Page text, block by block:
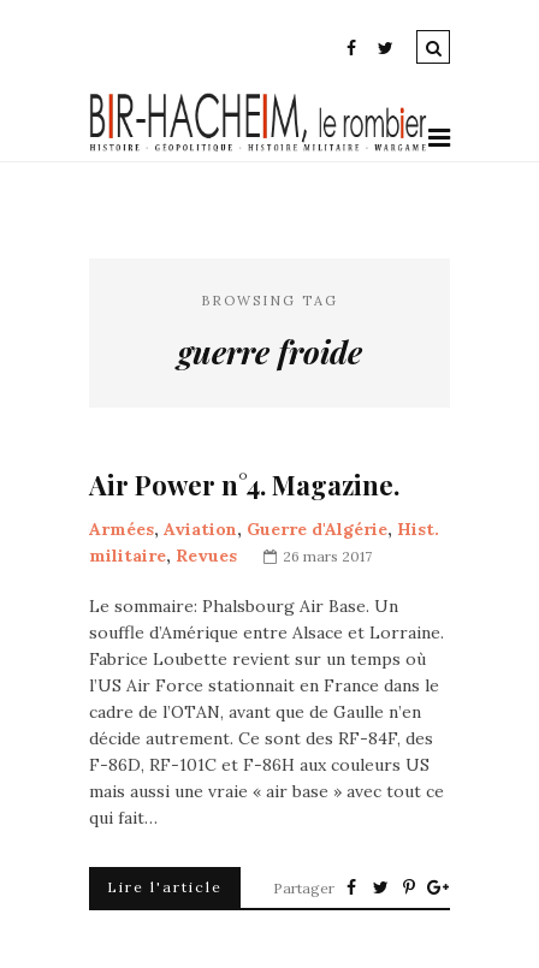
BROWSING TAG
guerre froide
Air Power n°4. Magazine.
Armées, Aviation, Guerre d'Algérie, Hist.
militaire, Revues 26 mars 2017
Le sommaire: Phalsbourg Air Base. Un
souffle d’Amérique entre Alsace et Lorraine.
Fabrice Loubette revient sur un temps où
l’US Air Force stationnait en France dans le
cadre de l’OTAN, avant que de Gaulle n’en
décide autrement. Ce sont des RF-84F, des
F-86D, RF-101C et F-86H aux couleurs US
mais aussi une vraie « air base » avec tout ce
qui fait…
Lire l'article Partager